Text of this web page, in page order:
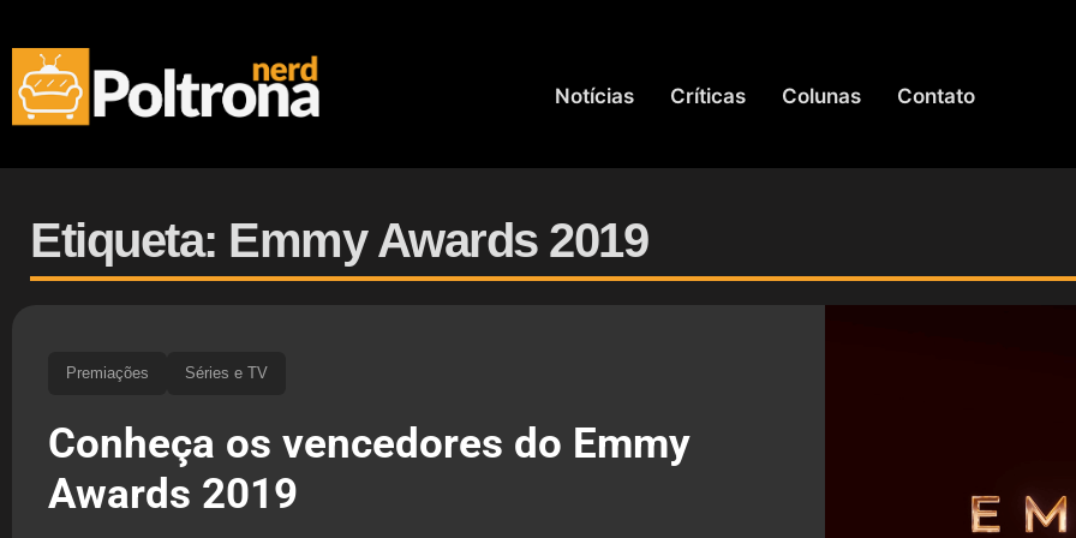
Notícias Críticas Colunas Contato
Etiqueta: Emmy Awards 2019
Premiações Séries e TV
Conheça os vencedores do Emmy
Awards 2019